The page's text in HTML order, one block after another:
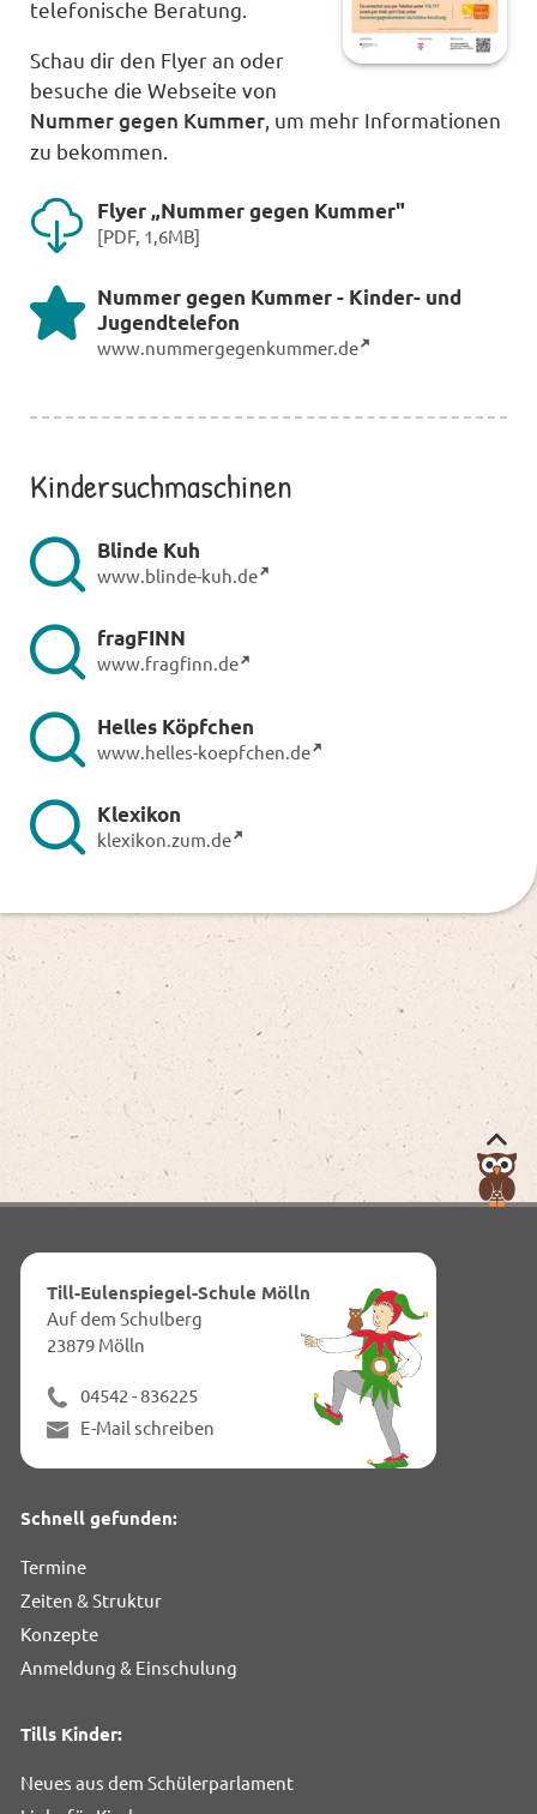
telefonische Beratung.
Schau dir den Flyer an oder
besuche die Webseite von
Nummer gegen Kummer , um mehr Informationen
zu bekommen.
Flyer „Nummer gegen Kummer"
[PDF, 1,6MB]
Nummer gegen Kummer - Kinder- und
Jugendtelefon
www.nummergegenkummer.de
Kindersuchmaschinen
Blinde Kuh
www.blinde-kuh.de
fragFINN
www.fragfinn.de
Helles Köpfchen
www.helles-koepfchen.de
Klexikon
klexikon.zum.de
Till-Eulenspiegel-Schule Mölln
Auf dem Schulberg
23879 Mölln
04542 - 836225
E-Mail schreiben
Schnell gefunden:
Termine
Zeiten & Struktur
Konzepte
Anmeldung & Einschulung
Tills Kinder:
Neues aus dem Schülerparlament